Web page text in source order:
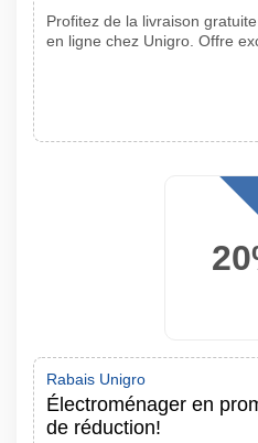
Profitez de la livraison
en ligne chez Unigro. Offre
Rabais Unigro
Électroménager en
de réduction!